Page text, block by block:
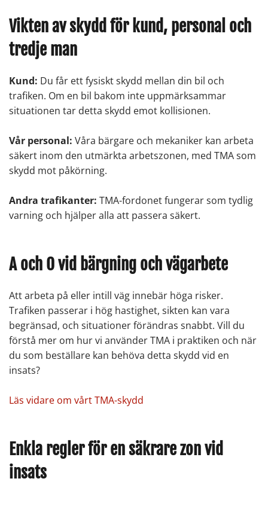
Vikten av skydd för kund, personal och
tredje man
Kund: Du får ett fysiskt skydd mellan din bil och
trafiken. Om en bil bakom inte uppmärksammar
situationen tar detta skydd emot kollisionen.
Vår personal: Våra bärgare och mekaniker kan arbeta
säkert inom den utmärkta arbetszonen, med TMA som
skydd mot påkörning.
Andra trafikanter: TMA-fordonet fungerar som tydlig
varning och hjälper alla att passera säkert.
A och O vid bärgning och vägarbete
Att arbeta på eller intill väg innebär höga risker.
Trafiken passerar i hög hastighet, sikten kan vara
begränsad, och situationer förändras snabbt. Vill du
förstå mer om hur vi använder TMA i praktiken och när
du som beställare kan behöva detta skydd vid en
insats?
Läs vidare om vårt TMA-skydd
Enkla regler för en säkrare zon vid
insats